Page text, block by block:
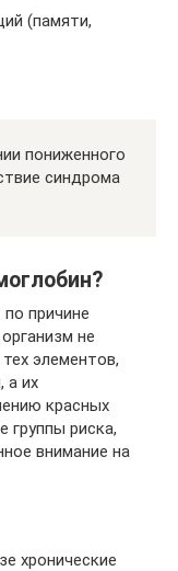
(памяти,
пониженного
синдрома
причине
не
элементов,
а их
красных
группы риска,
внимание на
хронические